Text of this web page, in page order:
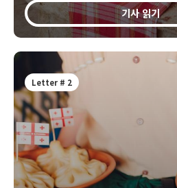
기사 읽기
Letter # 2